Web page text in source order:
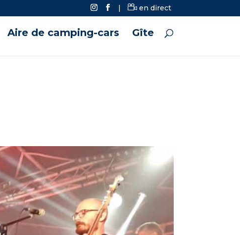
| en direct
Aire de camping-cars Gîte